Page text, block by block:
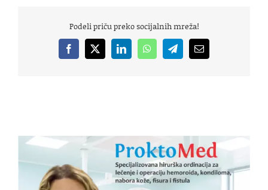
Podeli priču preko socijalnih mreža!
Facebook
X LinkedInWhatsAppTelegramEmail